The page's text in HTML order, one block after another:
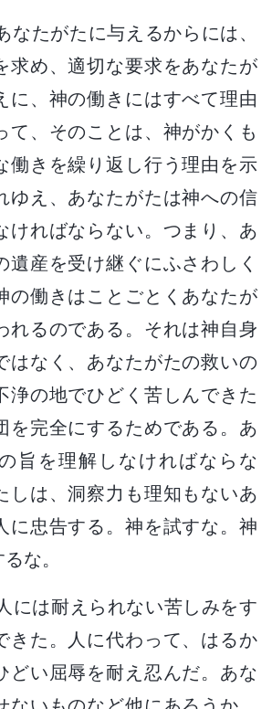
たがたに与えるからには、
求め、適切な要求をあなたが
に、神の働きにはすべて理由
て、そのことは、神がかくも
働きを繰り返し行う理由を示
ゆえ、あなたがたは神への信
ければならない。つまり、あ
遺産を受け継ぐにふさわしく
の働きはことごとくあなたが
れるのである。それは神自身
はなく、あなたがたの救いの
浄の地でひどく苦しんできた
を完全にするためである。あ
旨を理解しなければならな
しは、洞察力も理知もないあ
に忠告する。神を試すな。神
な。
には耐えられない苦しみをす
きた。人に代わって、はるか
どい屈辱を耐え忍んだ。あな